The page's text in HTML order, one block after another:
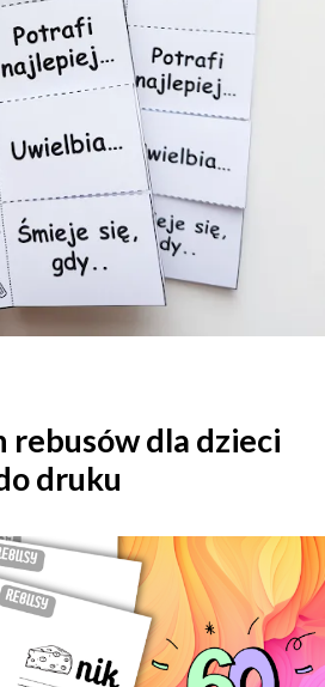
rebusówdla dzieci
druku